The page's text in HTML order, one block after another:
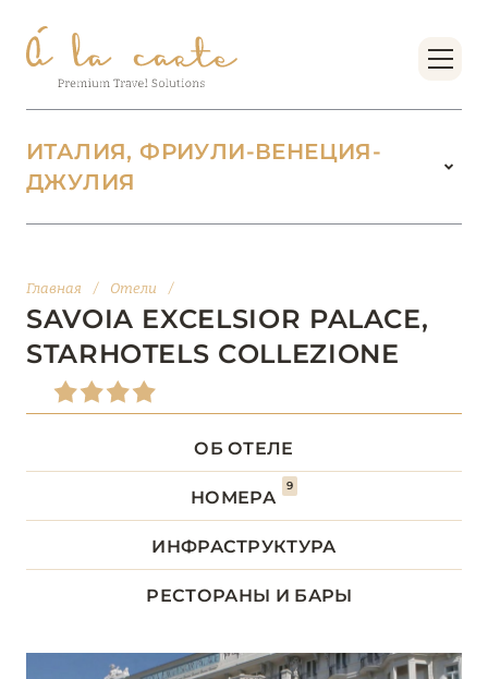
ИТАЛИЯ, ФРИУЛИ-ВЕНЕЦИЯ-
ДЖУЛИЯ
ВАЛЛЕ-Д’АОСТА
ВЕНЕТО 18
ДОЛОМИТОВЫЕ АЛЬПЫ
КАМПАНИЯ
ЛАЦИО 14
Главная / Отели /
SAVOIA EXCELSIOR PALACE,
STARHOTELS COLLEZIONE
ОБ ОТЕЛЕ
НОМЕРА
9
ИНФРАСТРУКТУРА
РЕСТОРАНЫ И БАРЫ